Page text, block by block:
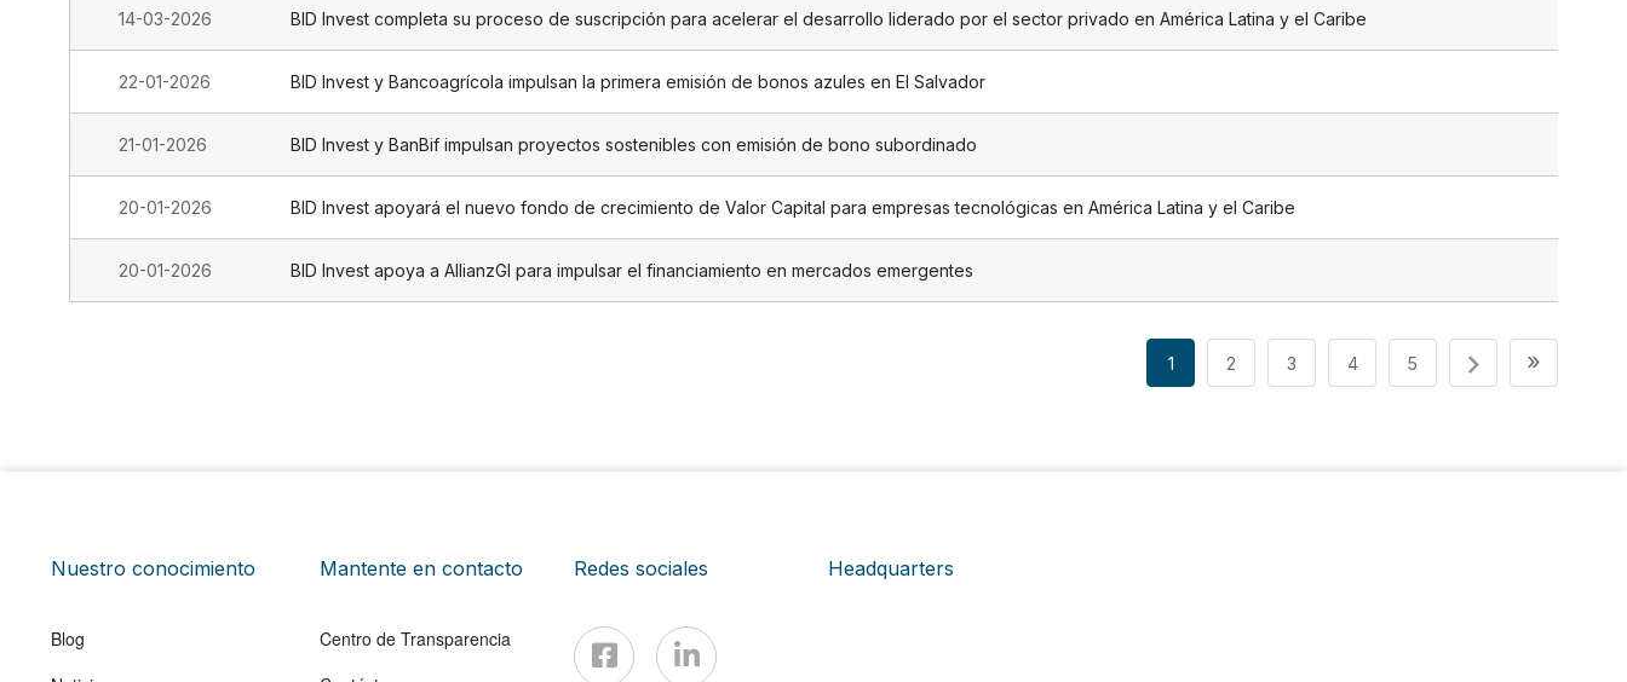
14-03-2026 BID Invest completa su proceso de suscripción para acelerar el desarrollo liderado por el sector privado en América Latina y el Caribe
22-01-2026 BID Invest y Bancoagrícola impulsan la primera emisión de bonos azules en El Salvador
21-01-2026 BID Invest y BanBif impulsan proyectos sostenibles con emisión de bono subordinado
20-01-2026 BID Invest apoyará el nuevo fondo de crecimiento de Valor Capital para empresas tecnológicas en América Latina y el Caribe
20-01-2026 BID Invest apoya a AllianzGI para impulsar el financiamiento en mercados emergentes
Paginación
1 2 3 4 5 »
Nuestro conocimiento
Blog
Mantente en contacto
Centro de Transparencia
Redes sociales Headquarters